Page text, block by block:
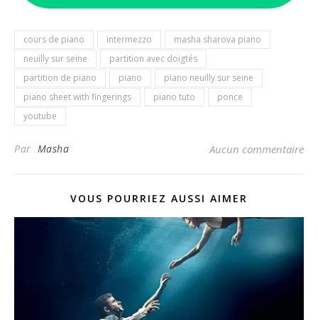
cours de piano intermezzo
masha sharova piano
neuilly sur seine
partition avec doigtés
partition de piano
piano
piano neuilly sur seine
piano sheet with fingerings
piano tuto
ponce
youtube
Par Masha Aucun commentaire
VOUS POURRIEZ AUSSI AIMER